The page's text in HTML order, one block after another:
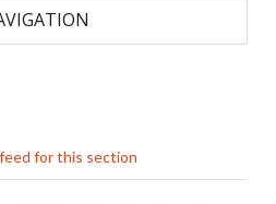
feed for this section